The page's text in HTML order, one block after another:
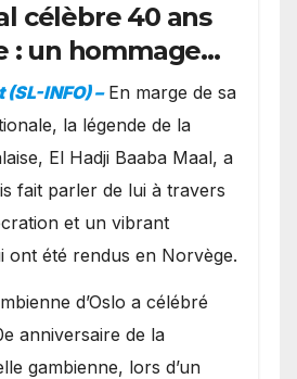
célèbre 40 ans
: un hommage
à Oslo en
la famille
INFO) – ​En marge de sa
la légende de la
El Hadji Baaba Maal, a
fait parler de lui à travers
et un vibrant
ont été rendus en Norvège.
d’Oslo a célébré
anniversaire de la
gambienne, lors d’un